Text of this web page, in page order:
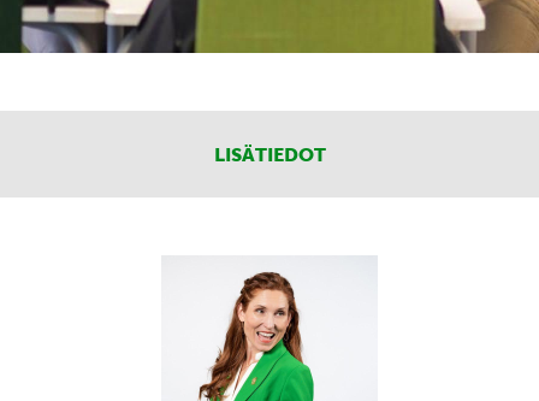
LISÄTIEDOT